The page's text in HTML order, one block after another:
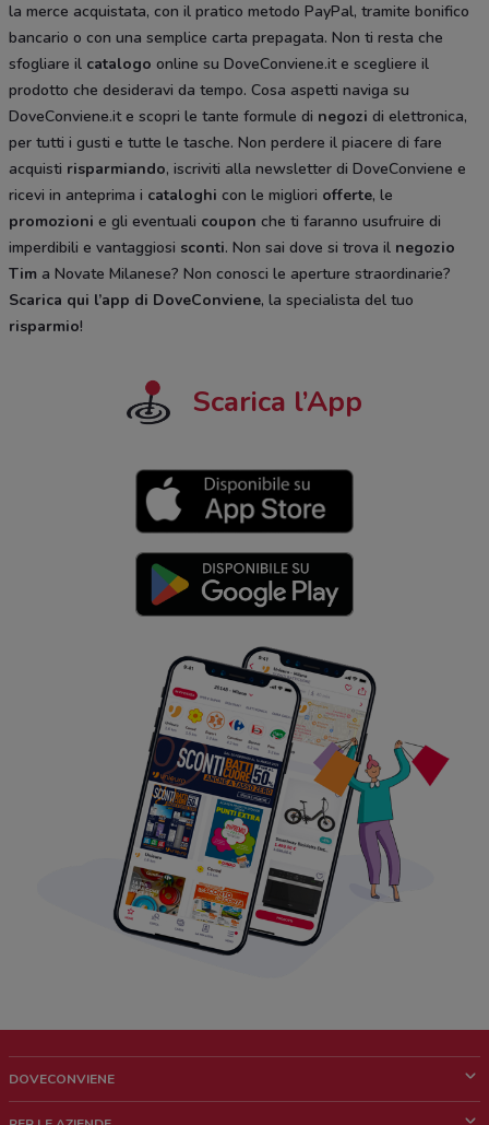
la merce acquistata, con il pratico metodo PayPal, tramite bonifico
bancario o con una semplice carta prepagata. Non ti resta che
sfogliare il catalogo online su DoveConviene.it e scegliere il
prodotto che desideravi da tempo. Cosa aspetti naviga su
DoveConviene.it e scopri le tante formule di negozi di elettronica,
per tutti i gusti e tutte le tasche. Non perdere il piacere di fare
acquisti risparmiando, iscriviti alla newsletter di DoveConviene e
ricevi in anteprima i cataloghi con le migliori offerte, le
promozioni e gli eventuali coupon che ti faranno usufruire di
imperdibili e vantaggiosi sconti. Non sai dove si trova il negozio
Tim a Novate Milanese? Non conosci le aperture straordinarie?
Scarica qui l’app di DoveConviene, la specialista del tuo
risparmio!
Scarica l’App
DOVECONVIENE